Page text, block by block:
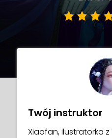
Twój instruktor
Xiaofan, ilustratorka